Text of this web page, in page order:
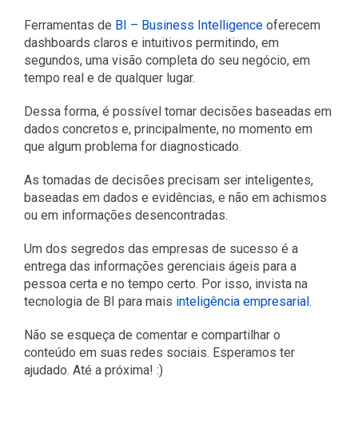
Ferramentas de BI – Business Intelligenceoferecem
dashboards claros e intuitivos permitindo, em
segundos, uma visão completa do seu negócio, em
tempo real e de qualquer lugar.
Dessa forma, é possível tomar decisões baseadas em
dados concretos e, principalmente, no momento em
que algum problema for diagnosticado.
As tomadas de decisões precisam ser inteligentes,
baseadas em dados e evidências, e não em achismos
ou em informações desencontradas.
Um dos segredos das empresas de sucesso é a
entrega das informações gerenciais ágeis para a
pessoa certa e no tempo certo. Por isso, invista na
tecnologia de BI para mais inteligência empresarial.
Não se esqueça de comentar e compartilhar o
conteúdo em suas redes sociais. Esperamos ter
ajudado. Até a próxima! :)